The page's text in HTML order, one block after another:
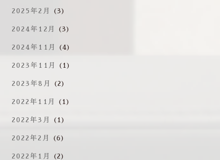
2025年2月 (3)
2024年12月 (3)
2024年11月 (4)
2023年11月 (1)
2023年8月 (2)
2022年11月 (1)
2022年3月 (1)
2022年2月 (6)
2022年1月 (2)